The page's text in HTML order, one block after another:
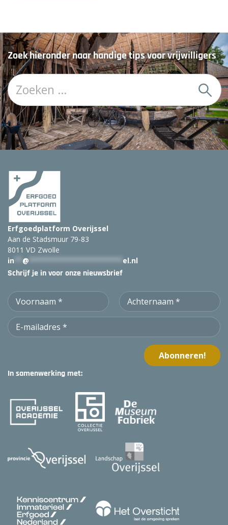
Zoek hieronder naar handige tips voor vrijwilligers
Z
o
e
k
:
Erfgoedplatform Overijssel
Aan de Stadsmuur 79-83
8011 VD Zwolle
in
@ el.nl
Schrijf je in voor onze nieuwsbrief
In samenwerking met: